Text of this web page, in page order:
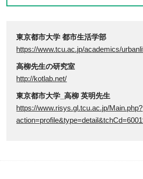
東京都市大学 都市生活学部
https://www.tcu.ac.jp/academics/
高柳先生の研究室
http://kotlab.net/
東京都市大学_高柳 英明先生
https://www.risys.gl.tcu.ac.jp/Main.php?